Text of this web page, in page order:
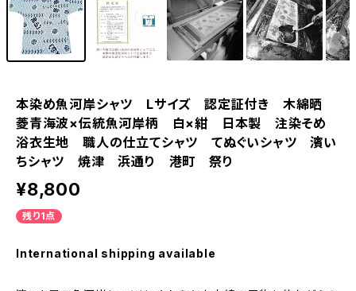
本染め魚河岸シャツ Lサイズ 認定証付き 木綿晒
菱青海波×伝統魚河岸柄 白×紺 日本製 注染そめ
浴衣生地 職人の仕立てシャツ てぬぐいシャツ 濱い
ちシャツ 焼津 浜通り 港町 祭り
¥8,800
残り1点
International shipping available